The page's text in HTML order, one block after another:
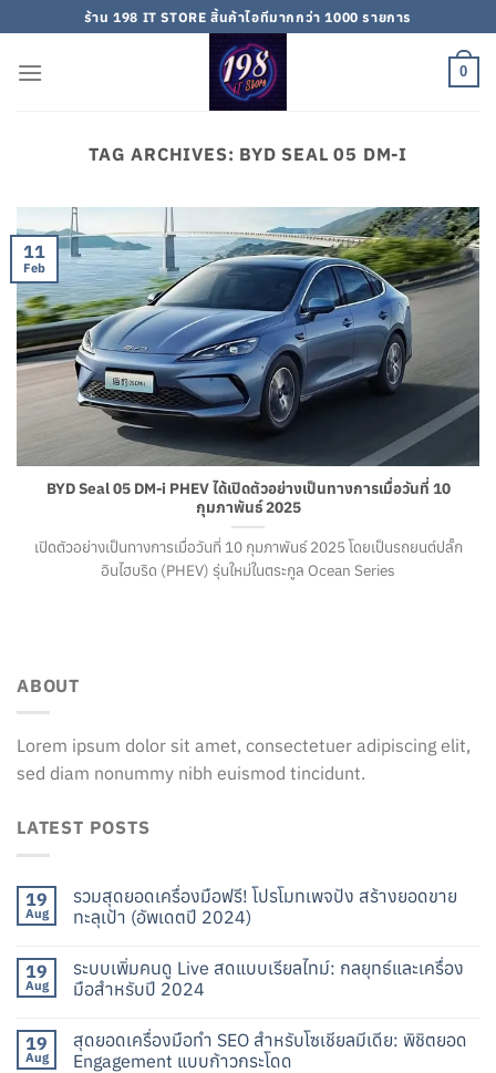
to
content
ร้าน 198 IT STORE สิ้นค้าไอทีมากกว่า 1000 รายการ
0
TAG ARCHIVES: BYD SEAL 05 DM-I
BYD Seal 05 DM-i PHEV ได้เปิดตัวอย่างเป็นทางการเมื่อวันที่ 10
กุมภาพันธ์ 2025
เปิดตัวอย่างเป็นทางการเมื่อวันที่ 10 กุมภาพันธ์ 2025 โดยเป็นรถยนต์ปลั๊ก
อินไฮบริด (PHEV) รุ่นใหม่ในตระกูล Ocean Series
11
Feb
ABOUT
Lorem ipsum dolor sit amet, consectetuer adipiscing elit,
sed diam nonummy nibh euismod tincidunt.
LATEST POSTS
19
Aug
รวมสุดยอดเครื่องมือฟรี! โปรโมทเพจปัง สร้างยอดขาย
ทะลุเป้า (อัพเดตปี 2024)
19
Aug
ระบบเพิ่มคนดู Live สดแบบเรียลไทม์: กลยุทธ์และเครื่อง
มือสำหรับปี 2024
19
Aug
สุดยอดเครื่องมือทำ SEO สำหรับโซเชียลมีเดีย: พิชิตยอด
Engagement แบบก้าวกระโดด